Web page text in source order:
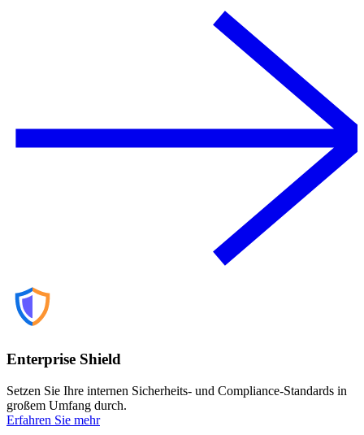
Enterprise Shield
Setzen Sie Ihre internen Sicherheits- und Compliance-Standards in
großem Umfang durch.
Erfahren Sie mehr